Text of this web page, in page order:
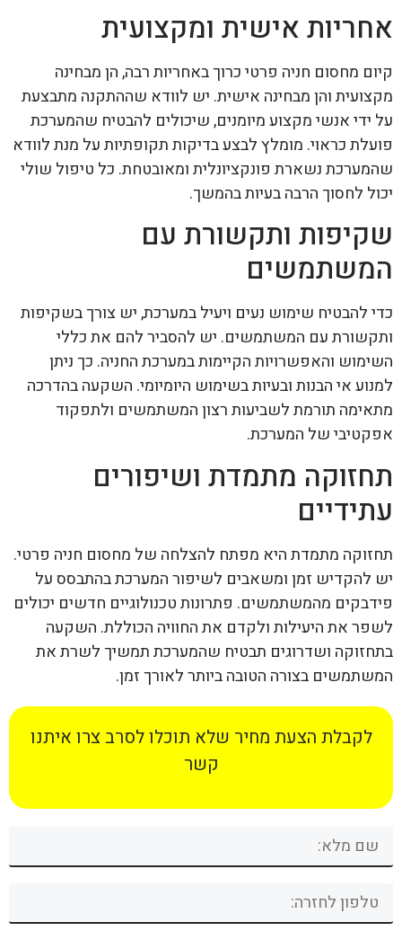
אחריות אישית ומקצועית
קיום מחסום חניה פרטי כרוך באחריות רבה, הן מבחינה
מקצועית והן מבחינה אישית. יש לוודא שההתקנה מתבצעת
על ידי אנשי מקצוע מיומנים, שיכולים להבטיח שהמערכת
פועלת כראוי. מומלץ לבצע בדיקות תקופתיות על מנת לוודא
שהמערכת נשארת פונקציונלית ומאובטחת. כל טיפול שולי
יכול לחסוך הרבה בעיות בהמשך.
שקיפות ותקשורת עם
המשתמשים
כדי להבטיח שימוש נעים ויעיל במערכת, יש צורך בשקיפות
ותקשורת עם המשתמשים. יש להסביר להם את כללי
השימוש והאפשרויות הקיימות במערכת החניה. כך ניתן
למנוע אי הבנות ובעיות בשימוש היומיומי. השקעה בהדרכה
מתאימה תורמת לשביעות רצון המשתמשים ולתפקוד
אפקטיבי של המערכת.
תחזוקה מתמדת ושיפורים
עתידיים
תחזוקה מתמדת היא מפתח להצלחה של מחסום חניה פרטי.
יש להקדיש זמן ומשאבים לשיפור המערכת בהתבסס על
פידבקים מהמשתמשים. פתרונות טכנולוגיים חדשים יכולים
לשפר את היעילות ולקדם את החוויה הכוללת. השקעה
בתחזוקה ושדרוגים תבטיח שהמערכת תמשיך לשרת את
המשתמשים בצורה הטובה ביותר לאורך זמן.
לקבלת הצעת מחיר שלא תוכלו לסרב צרו איתנו
קשר